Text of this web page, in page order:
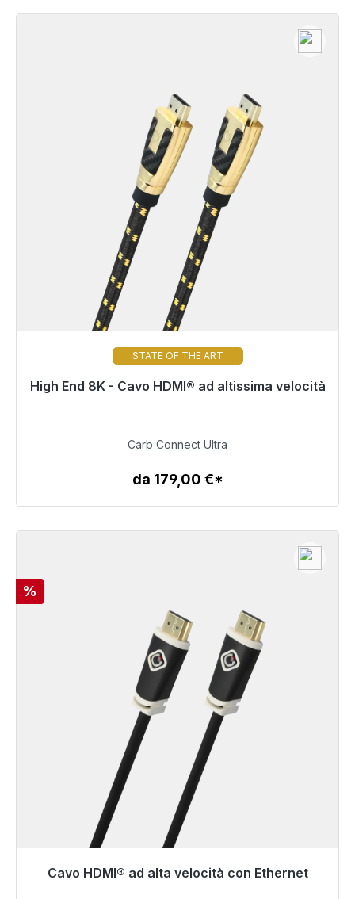
STATE OF THE ART
High End 8K - Cavo HDMI® ad altissima velocità
Presto di nuovo disponibile
Dettagli
Carb Connect Ultra
da 179,00 €*
Sconto
%
Cavo HDMI® ad alta velocità con Ethernet
Pronto per la spedizione immediata, tempo di